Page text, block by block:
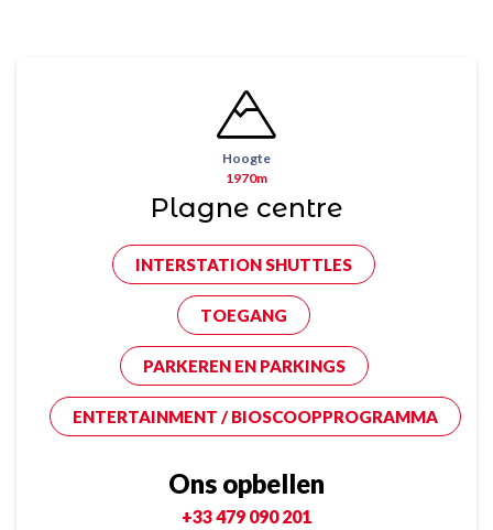
Hoogte
1970m
Plagne centre
INTERSTATION SHUTTLES
TOEGANG
PARKEREN EN PARKINGS
ENTERTAINMENT / BIOSCOOPPROGRAMMA
Ons opbellen
+33 479 090 201